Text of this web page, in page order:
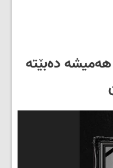
دەبێتە